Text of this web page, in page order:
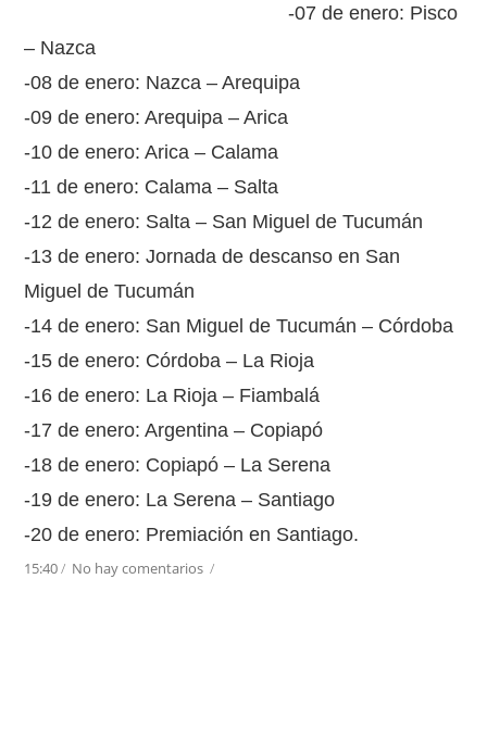
-07 de enero: Pisco
– Nazca
-08 de enero: Nazca – Arequipa
-09 de enero: Arequipa – Arica
-10 de enero: Arica – Calama
-11 de enero: Calama – Salta
-12 de enero: Salta – San Miguel de Tucumán
-13 de enero: Jornada de descanso en San
Miguel de Tucumán
-14 de enero: San Miguel de Tucumán – Córdoba
-15 de enero: Córdoba – La Rioja
-16 de enero: La Rioja – Fiambalá
-17 de enero: Argentina – Copiapó
-18 de enero: Copiapó – La Serena
-19 de enero: La Serena – Santiago
-20 de enero: Premiación en Santiago.
15:40/ No hay comentarios /